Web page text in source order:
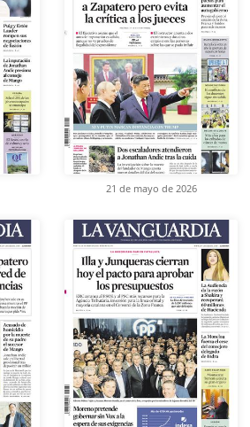
21 de mayo de 2026